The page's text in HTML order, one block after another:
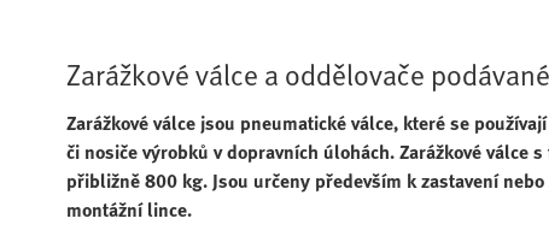
Zarážkové válce a oddělovače
Zarážkové válce jsou pneumatické válce, které se
či nosiče výrobků v dopravních úlohách. Zarážkové válce
přibližně 800 kg. Jsou určeny především k zastavení
montážní lince.